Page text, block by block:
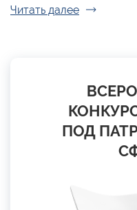
Читать далее
ПОД